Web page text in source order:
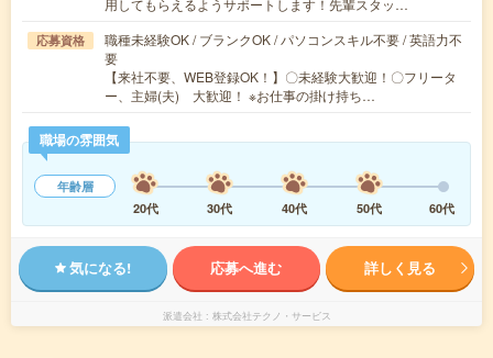
応募資格
職種未経験OK / ブランクOK / パソコンスキル不要 / 英語力不
要
【来社不要、WEB登録OK！】〇未経験大歓迎！〇フリータ
ー、主婦(夫) 大歓迎！ ※お仕事の掛け持ち…
職場の雰囲気
年齢層
20代
30代 40代 50代 60代
気になる! 応募へ進む 詳しく見る
派遣会社 株式会社テクノ・サービス